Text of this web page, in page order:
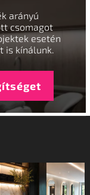
arányú
csomagot
esetén
is kínálunk.